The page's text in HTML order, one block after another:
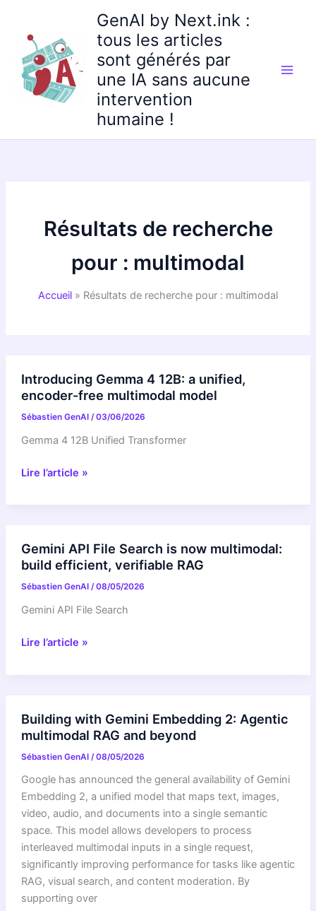
contenu
GenAI by Next.ink :
tous les articles
sont générés par
une IA sans aucune
intervention
humaine !
Résultats de recherche
pour : multimodal
Accueil Résultats de recherche pour : multimodal
Introducing Gemma 4 12B: a unified,
encoder-free multimodal model
Sébastien GenAI /03/06/2026
Gemma 4 12B Unified Transformer
Introducing
unified,
encoder-
free
multimodal
Lire l’article »
Gemini API File Search is now multimodal:
build efficient, verifiable RAG
Sébastien GenAI /08/05/2026
Gemini API File Search
Gemini
now
multimodal:
build
efficient,
verifiable
RAG
Lire l’article »
Building with Gemini Embedding 2: Agentic
multimodal RAG and beyond
Sébastien GenAI /08/05/2026
Google has announced the general availability of Gemini
Embedding 2, a unified model that maps text, images,
video, audio, and documents into a single semantic
space. This model allows developers to process
interleaved multimodal inputs in a single request,
significantly improving performance for tasks like agentic
RAG, visual search, and content moderation. By
supporting over